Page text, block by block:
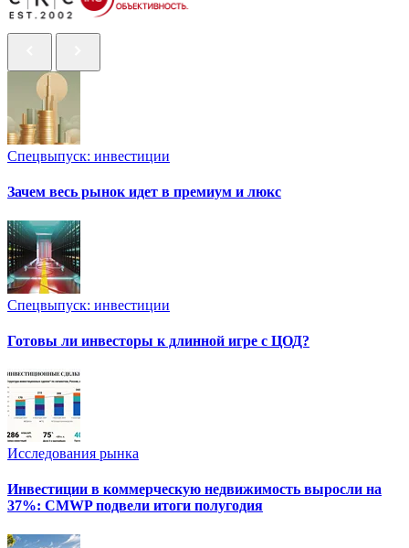
Спецвыпуск: инвестиции
Зачем весь рынок идет в премиум и люкс
Спецвыпуск: инвестиции
Готовы ли инвесторы к длинной игре с ЦОД?
Исследования рынка
Инвестиции в коммерческую недвижимость выросли на
37%: CMWP подвели итоги полугодия